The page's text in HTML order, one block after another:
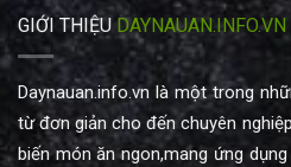
GIỚI THIỆUDAYNAUAN.INFO.VN
Daynauan.info.vn là một trong
từ đơn giản cho đến chuyên
biến món ăn ngon,mang ứng